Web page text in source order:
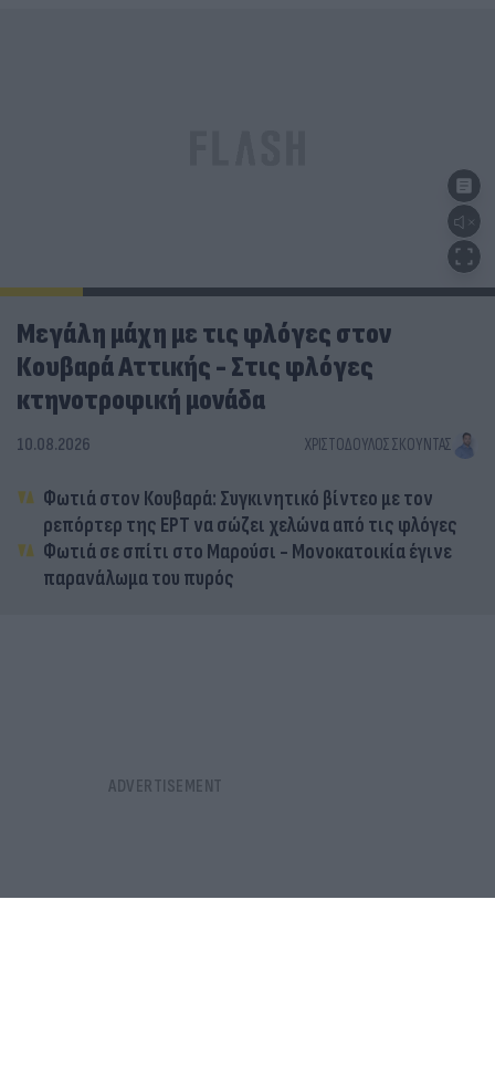
Μεγάλη μάχη με τις φλόγες στον
Κουβαρά Αττικής - Στις φλόγες
κτηνοτροφική μονάδα
10.08.2026 ΧΡΙΣΤΌΔΟΥΛΟΣ ΣΚΟΎΝΤΑΣ
Φωτιά στον Κουβαρά: Συγκινητικό βίντεο με τον
ρεπόρτερ της ΕΡΤ να σώζει χελώνα από τις φλόγες
Φωτιά σε σπίτι στο Μαρούσι - Μονοκατοικία έγινε
παρανάλωμα του πυρός